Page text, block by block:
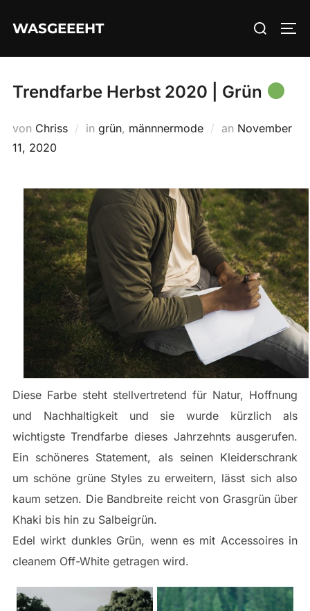
InhaltWASGEEEHT
Suchen
Trendfarbe Herbst 2020 | Grün
von Chriss in grün, männnermode an Veröffentlicht
November
11, 2020
Diese Farbe steht stellvertretend für Natur, Hoffnung
und Nachhaltigkeit und sie wurde kürzlich als
wichtigste Trendfarbe dieses Jahrzehnts ausgerufen.
Ein schöneres Statement, als seinen Kleiderschrank
um schöne grüne Styles zu erweitern, lässt sich also
kaum setzen. Die Bandbreite reicht von Grasgrün über
Khaki bis hin zu Salbeigrün.
Edel wirkt dunkles Grün, wenn es mit Accessoires in
cleanem Off-White getragen wird.